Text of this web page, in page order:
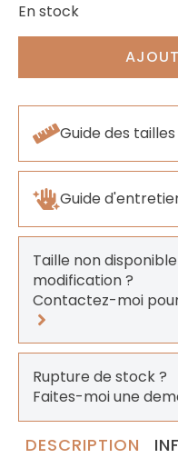
En stock
Guide des tailles
Guide
Taille non
modification ?
Contactez-moi
Rupture de stock ?
Faites-moi une
DESCRIPTION